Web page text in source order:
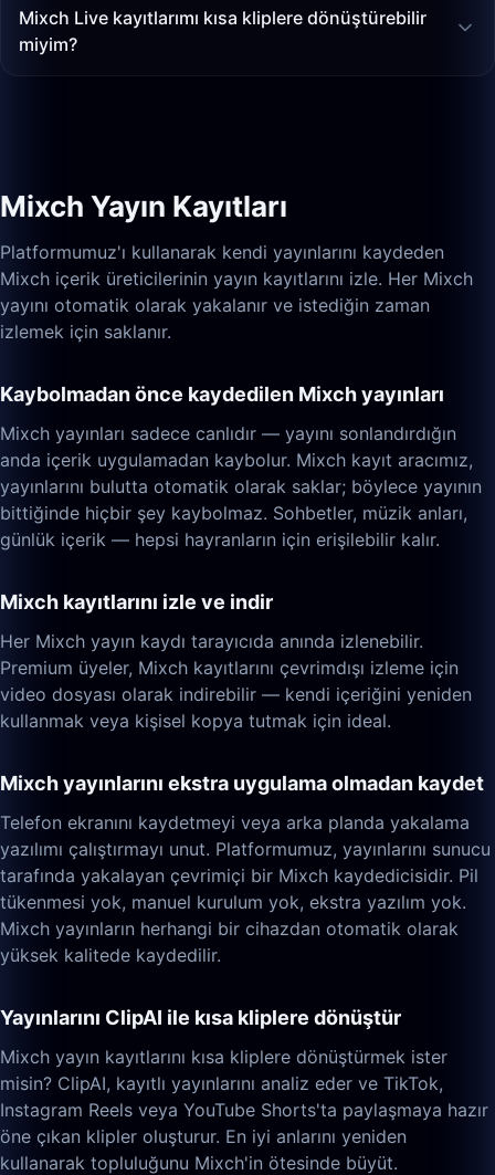
Mixch Live kayıtlarımı kısa kliplere dönüştürebilir
miyim?
Mixch Yayın Kayıtları
Platformumuz'ı kullanarak kendi yayınlarını kaydeden
Mixch içerik üreticilerinin yayın kayıtlarını izle. Her Mixch
yayını otomatik olarak yakalanır ve istediğin zaman
izlemek için saklanır.
Kaybolmadan önce kaydedilen Mixch yayınları
Mixch yayınları sadece canlıdır — yayını sonlandırdığın
anda içerik uygulamadan kaybolur. Mixch kayıt aracımız,
yayınlarını bulutta otomatik olarak saklar; böylece yayının
bittiğinde hiçbir şey kaybolmaz. Sohbetler, müzik anları,
günlük içerik — hepsi hayranların için erişilebilir kalır.
Mixch kayıtlarını izle ve indir
Her Mixch yayın kaydı tarayıcıda anında izlenebilir.
Premium üyeler, Mixch kayıtlarını çevrimdışı izleme için
video dosyası olarak indirebilir — kendi içeriğini yeniden
kullanmak veya kişisel kopya tutmak için ideal.
Mixch yayınlarını ekstra uygulama olmadan kaydet
Telefon ekranını kaydetmeyi veya arka planda yakalama
yazılımı çalıştırmayı unut. Platformumuz, yayınlarını sunucu
tarafında yakalayan çevrimiçi bir Mixch kaydedicisidir. Pil
tükenmesi yok, manuel kurulum yok, ekstra yazılım yok.
Mixch yayınların herhangi bir cihazdan otomatik olarak
yüksek kalitede kaydedilir.
Yayınlarını ClipAI ile kısa kliplere dönüştür
Mixch yayın kayıtlarını kısa kliplere dönüştürmek ister
misin? ClipAI, kayıtlı yayınlarını analiz eder ve TikTok,
Instagram Reels veya YouTube Shorts'ta paylaşmaya hazır
öne çıkan klipler oluşturur. En iyi anlarını yeniden
kullanarak topluluğunu Mixch'in ötesinde büyüt.